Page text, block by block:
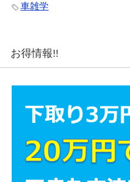
車雑学
お得情報!!